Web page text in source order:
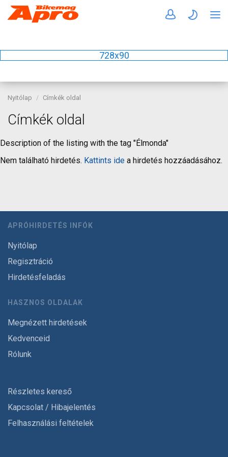
728x90
Nyitólap Címkék oldal
Címkék oldal
Description of the listing with the tag "Élmonda"
Nem található hirdetés. Kattints ide a hirdetés hozzáadásához.
APRÓHIRDETÉS INFÓK
Nyitólap
Regisztráció
Hirdetésfeladás
HASZNOS OLDALAK
Megnézett hirdetések
Kedvenceid
Rólunk
Részletes kereső
Kapcsolat / Hibajelentés
Felhasználási feltételek